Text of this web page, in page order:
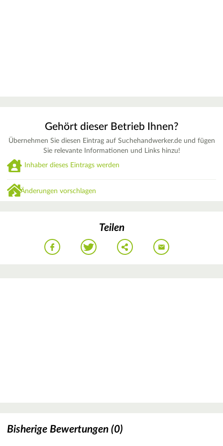
Gehört dieser Betrieb Ihnen?
Übernehmen Sie diesen Eintrag auf Suchehandwerker.de und fügen
Sie relevante Informationen und Links hinzu!
Inhaber dieses Eintrags werden
Änderungen vorschlagen
Teilen
Bisherige Bewertungen (0)